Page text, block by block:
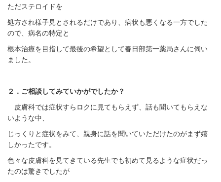
ただステロイドを
処方され様子見とされるだけであり、病状も悪くなる一方でした
ので、病名の特定と
根本治療を目指して最後の希望として春日部第一薬局さんに伺い
ました。
２．ご相談してみていかがでしたか？
皮膚科では症状すらロクに見てもらえず、話も聞いてもらえな
いような中、
じっくりと症状をみて、親身に話を聞いていただけたのがまず嬉
しかったです。
色々な皮膚科を見てきている先生でも初めて見るような症状だっ
たのは驚きでしたが